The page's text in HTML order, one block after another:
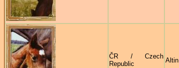
ČR / Czech
Republic
Altin